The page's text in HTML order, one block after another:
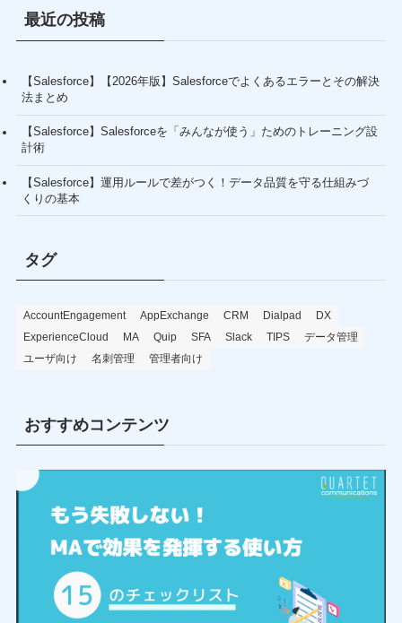
最近の投稿
【Salesforce】【2026年版】Salesforceでよくあるエラーとその解決
法まとめ
【Salesforce】Salesforceを「みんなが使う」ためのトレーニング設
計術
【Salesforce】運用ルールで差がつく！データ品質を守る仕組みづ
くりの基本
タグ
AccountEngagement AppExchange CRM Dialpad
DX
ExperienceCloud
MA Quip SFA Slack TIPS
データ管理
ユーザ向け
名刺管理 管理者向け
おすすめコンテンツ